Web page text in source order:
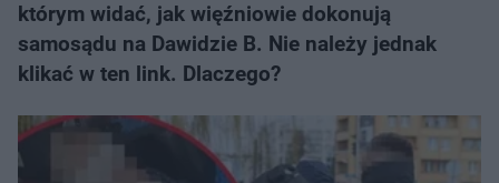
którym widać, jak więźniowie dokonują
samosądu na Dawidzie B. Nie należy jednak
klikać w ten link. Dlaczego?